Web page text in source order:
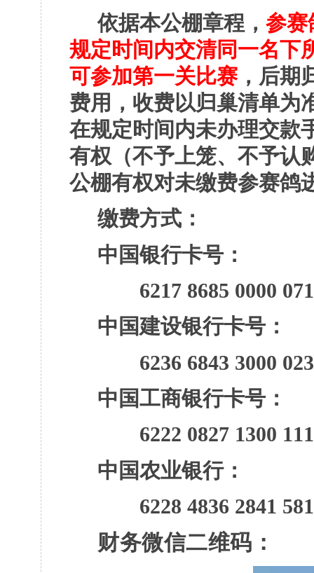
依据本公棚章程，参赛
规定时间内交清同一名下
可参加第一关比赛，后期
费用，收费以归巢清单为
在规定时间内未办理交款
有权（不予上笼、不予认
公棚有权对未缴费参赛鸽
缴费方式：
中 国银行卡号：
6217 8685 0000
中国建设银行卡号：
6236 6843 3000
中国工商银行卡号：
6222 0827 1300
中 国农业银行：
6228 4836 2841
财务微信二维码：